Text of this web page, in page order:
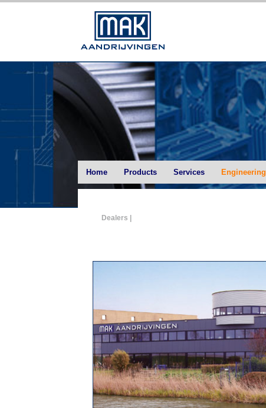
Home Products Services Engineering
Dealers |